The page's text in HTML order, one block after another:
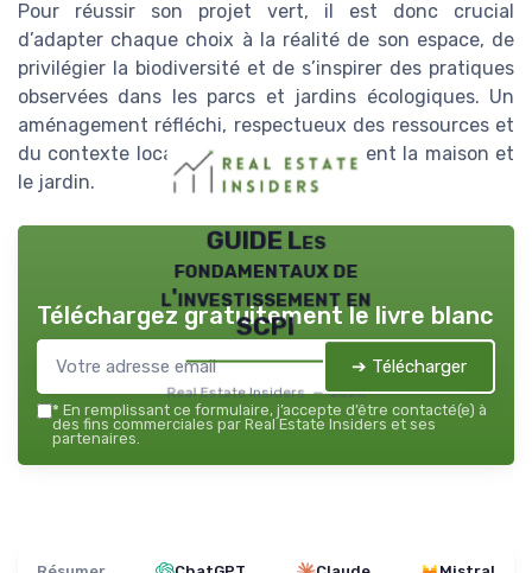
Pour réussir son projet vert, il est donc crucial
d’adapter chaque choix à la réalité de son espace, de
privilégier la biodiversité et de s’inspirer des pratiques
observées dans les parcs et jardins écologiques. Un
aménagement réfléchi, respectueux des ressources et
du contexte local, valorisera durablement la maison et
le jardin.
GUIDE Les
fondamentaux de
l'investissement en
SCPI
Real Estate Insiders — 2026
Téléchargez gratuitement le livre blanc
➔ Télécharger
* En remplissant ce formulaire, j’accepte d’être contacté(e) à
des fins commerciales par Real Estate Insiders et ses
partenaires.